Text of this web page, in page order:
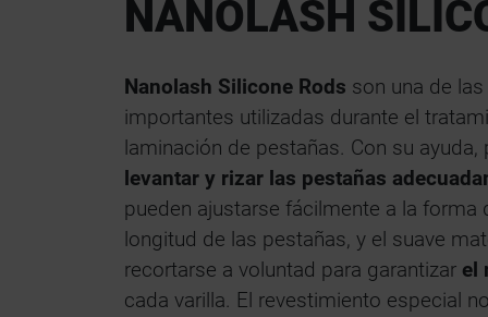
NANOLASH
Nanolash Silicone Rods son una de
importantes utilizadas durante el
laminación de pestañas. Con su
levantar y rizar las pestañas
pueden ajustarse fácilmente a la forma
longitud de las pestañas, y el suave
recortarse a voluntad para garantizar el
cada varilla. El revestimiento especial